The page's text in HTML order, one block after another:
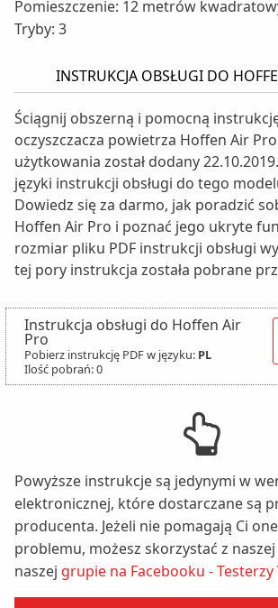
Pomieszczenie: 12 metrów
Tryby: 3
INSTRUKCJA OBSŁUGI DO
Ściągnij obszerną i pomocną
oczyszczacza powietrza Hoffen Air
użytkowania został dodany
języki instrukcji obsługi do tego
Dowiedz się za darmo, jak poradzić
Hoffen Air Pro i poznać jego ukryte
rozmiar pliku PDF instrukcji obsługi
tej pory instrukcja została pobrane
Instrukcja obsługi do Hoffen Air
Pro
Pobierz instrukcję PDF w języku: PL
Ilość pobrań: 0
Powyższe instrukcje są jedynymi w
elektronicznej, które dostarczane są
producenta. Jeżeli nie pomagają Ci
problemu, możesz skorzystać z
naszej grupie na Facebooku - Testerzy